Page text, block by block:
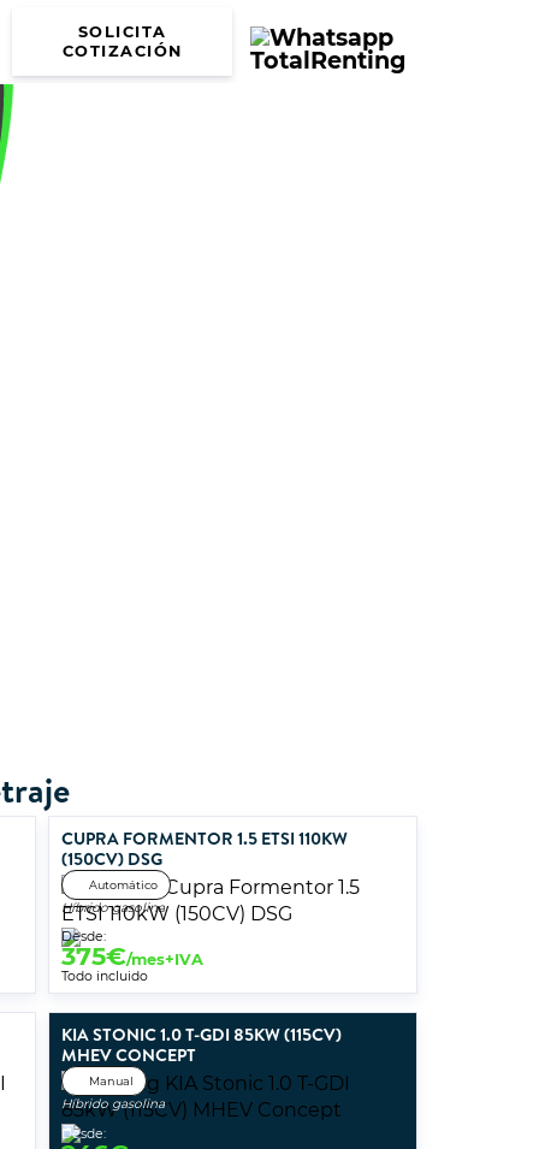
SOLICITA
COTIZACIÓN
CUPRA FORMENTOR 1.5 ETSI 110KW
(150CV) DSG
Automático
Híbrido gasolina
Desde:
375€/mes+IVA
Todo incluido
KIA STONIC 1.0 T-GDI 85KW (115CV)
MHEV CONCEPT
Manual
Híbrido gasolina
Desde: